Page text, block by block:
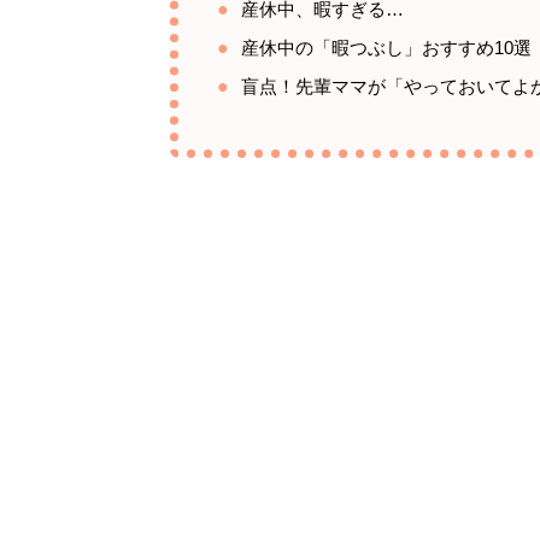
産休中、暇すぎる…
産休中の「暇つぶし」おすすめ10選
盲点！先輩ママが「やっておいてよ